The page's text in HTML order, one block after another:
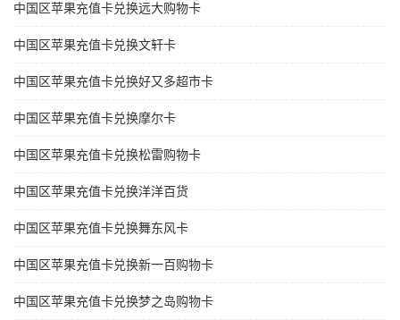
中国区苹果充值卡兑换远大购物卡
中国区苹果充值卡兑换文轩卡
中国区苹果充值卡兑换好又多超市卡
中国区苹果充值卡兑换摩尔卡
中国区苹果充值卡兑换松雷购物卡
中国区苹果充值卡兑换洋洋百货
中国区苹果充值卡兑换舞东风卡
中国区苹果充值卡兑换新一百购物卡
中国区苹果充值卡兑换梦之岛购物卡